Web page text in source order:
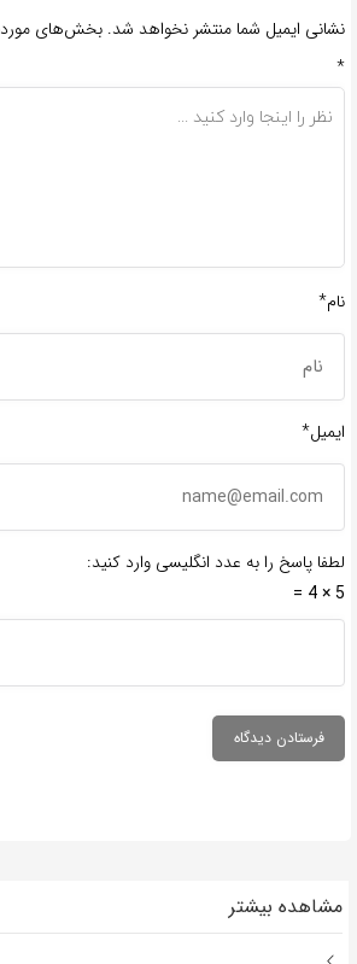
نشانی ایمیل شما منتشر نخواهد شد. بخش‌های
*
نام*
ایمیل*
لطفا پاسخ را به عدد انگلیسی وارد کنید:
5 × 4 =
مشاهده بیشتر